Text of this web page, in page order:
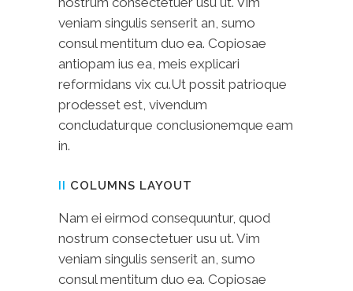
veniam singulis senserit an, sumo
consul mentitum duo ea. Copiosae
antiopam ius ea, meis explicari
reformidans vix cu.Ut possit patrioque
prodesset est, vivendum
concludaturque conclusionemque eam
in.
II COLUMNS LAYOUT
Nam ei eirmod consequuntur, quod
nostrum consectetuer usu ut. Vim
veniam singulis senserit an, sumo
consul mentitum duo ea. Copiosae